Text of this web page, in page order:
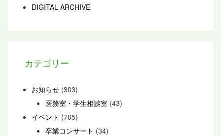
DIGITAL ARCHIVE
カテゴリー
お知らせ (303)
医務室・学生相談室 (43)
イベント (705)
卒業コンサート (34)